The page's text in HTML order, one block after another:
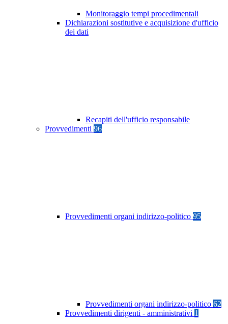
Monitoraggio tempi procedimentali
Dichiarazioni sostitutive e acquisizione d'ufficio
dei dati
Recapiti dell'ufficio responsabile
Provvedimenti 96
Provvedimenti organi indirizzo-politico 95
Provvedimenti organi indirizzo-politico 62
Provvedimenti dirigenti - amministrativi 1